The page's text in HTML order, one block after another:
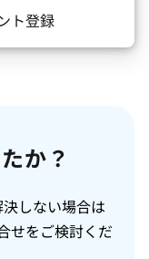
ト登録
か？
しない場合は
せをご検討くだ